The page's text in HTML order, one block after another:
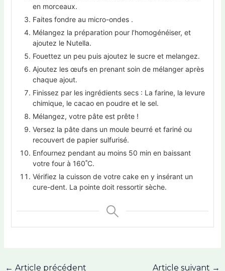
en morceaux.
Faites fondre au micro-ondes .
Mélangez la préparation pour l’homogénéiser, et
ajoutez le Nutella.
Fouettez un peu puis ajoutez le sucre et melangez.
Ajoutez les œufs en prenant soin de mélanger après
chaque ajout.
Finissez par les ingrédients secs : La farine, la levure
chimique, le cacao en poudre et le sel.
Mélangez, votre pâte est prête !
Versez la pâte dans un moule beurré et fariné ou
recouvert de papier sulfurisé.
Enfournez pendant au moins 50 min en baissant
votre four à 160˚C.
Vérifiez la cuisson de votre cake en y insérant un
cure-dent. La pointe doit ressortir sèche.
← Article précédent Article suivant →